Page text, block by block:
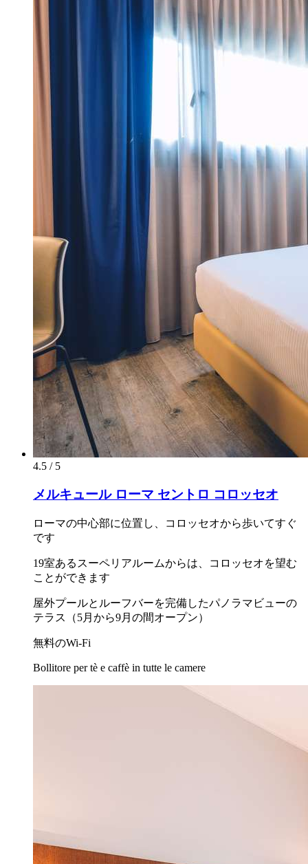
4.5 / 5
メルキュール ローマ セントロ コロッセオ
ローマの中心部に位置し、コロッセオから歩いてすぐ
です
19室あるスーペリアルームからは、コロッセオを望む
ことができます
屋外プールとルーフバーを完備したパノラマビューの
テラス（5月から9月の間オープン）
無料のWi-Fi
Bollitore per tè e caffè in tutte le camere